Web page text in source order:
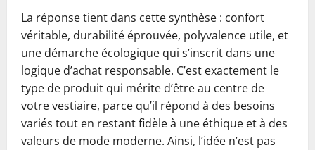
La réponse tient dans cette synthèse : confort
véritable, durabilité éprouvée, polyvalence utile, et
une démarche écologique qui s’inscrit dans une
logique d’achat responsable. C’est exactement le
type de produit qui mérite d’être au centre de
votre vestiaire, parce qu’il répond à des besoins
variés tout en restant fidèle à une éthique et à des
valeurs de mode moderne. Ainsi, l’idée n’est pas